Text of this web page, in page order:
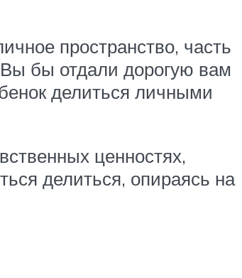
пространство, часть
Вы бы отдали дорогую вам
делиться личными
ценностях,
делиться, опираясь на